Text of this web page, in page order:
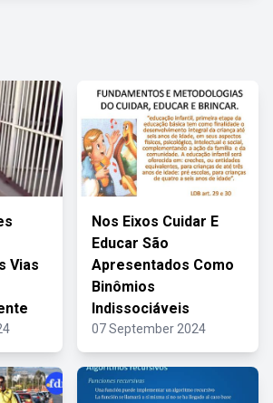
Vias
Nos Eixos Cuidar E
Educar São
Apresentados Como
Binômios
Indissociáveis
07 September 2024